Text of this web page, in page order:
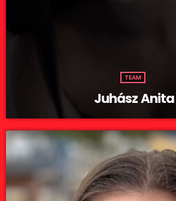
TEAM
Juhász Anita